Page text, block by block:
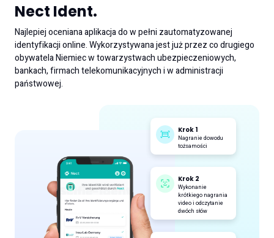
Nect Ident.
Najlepiej oceniana aplikacja do w pełni zautomatyzowanej
identyfikacji online. Wykorzystywana jest już przez co drugiego
obywatela Niemiec w towarzystwach ubezpieczeniowych,
bankach, firmach telekomunikacyjnych i w administracji
państwowej.
Krok 1
Nagranie dowodu
tożsamości
Krok 2
Wykonanie
krótkiego nagrania
video i odczytanie
dwóch słów